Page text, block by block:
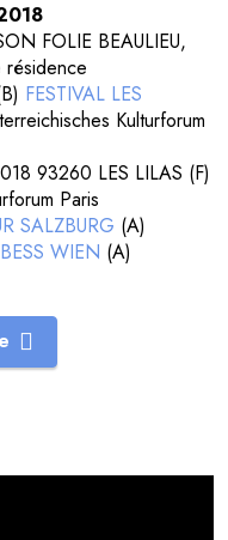
FOLIE BEAULIEU,
FESTIVAL LES
Kulturforum
93260 LES LILAS (F)
Paris
SALZBURG (A)
WIEN (A)